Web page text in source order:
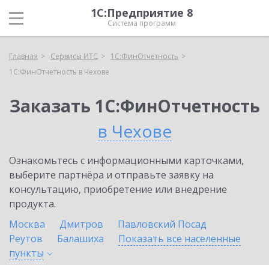
1С:Предприятие 8
Система программ
Главная Сервисы ИТС
1С:ФинОтчетность
1С:ФинОтчетность в Чехове
Заказать 1С:ФинОтчетность
в Чехове
Ознакомьтесь с информационными карточками,
выберите партнёра и отправьте заявку на
консультацию, приобретение или внедрение
продукта.
Москва
Дмитров
Павловский Посад
Реутов
Балашиха
Показать все населенные
пункты